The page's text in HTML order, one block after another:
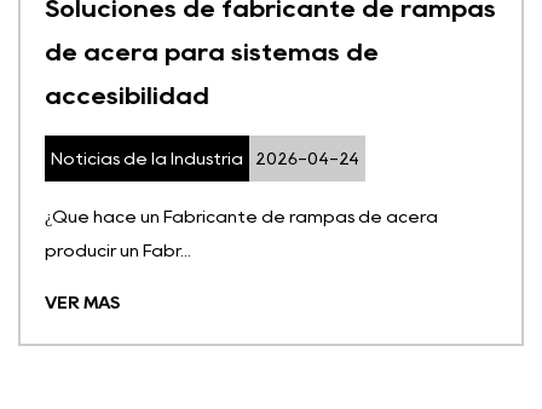
Soluciones de fabricante de rampas
de acera para sistemas de
accesibilidad
Noticias de la Industria 2026-04-24
¿Qué hace un Fabricante de rampas de acera
producir un Fabr...
VER MÁS